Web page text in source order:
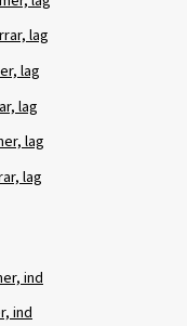
lag
lag
lag
lag
lag
ind
ind